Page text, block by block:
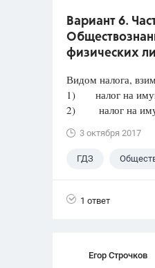
Вариант 6.
физических
Видом налога,
1) налог на
2) налог на
3 октября 2017
ГДЗ
1 ответ
Егор Строчков